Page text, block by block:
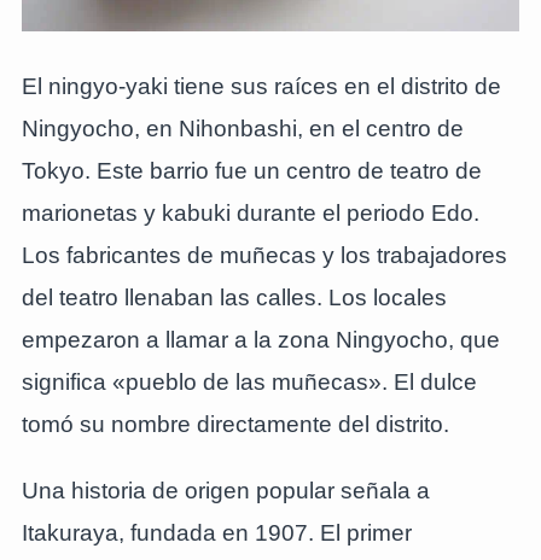
El ningyo-yaki tiene sus raíces en el distrito de
Ningyocho, en Nihonbashi, en el centro de
Tokyo. Este barrio fue un centro de teatro de
marionetas y kabuki durante el periodo Edo.
Los fabricantes de muñecas y los trabajadores
del teatro llenaban las calles. Los locales
empezaron a llamar a la zona Ningyocho, que
significa «pueblo de las muñecas». El dulce
tomó su nombre directamente del distrito.
Una historia de origen popular señala a
Itakuraya, fundada en 1907. El primer